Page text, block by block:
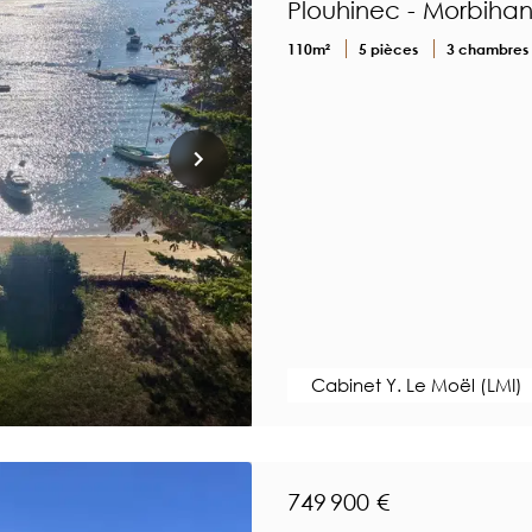
Plouhinec - Morbihan
110m² 5 pièces 3 chambres
Cabinet Y. Le Moël (LMI)
749 900 €